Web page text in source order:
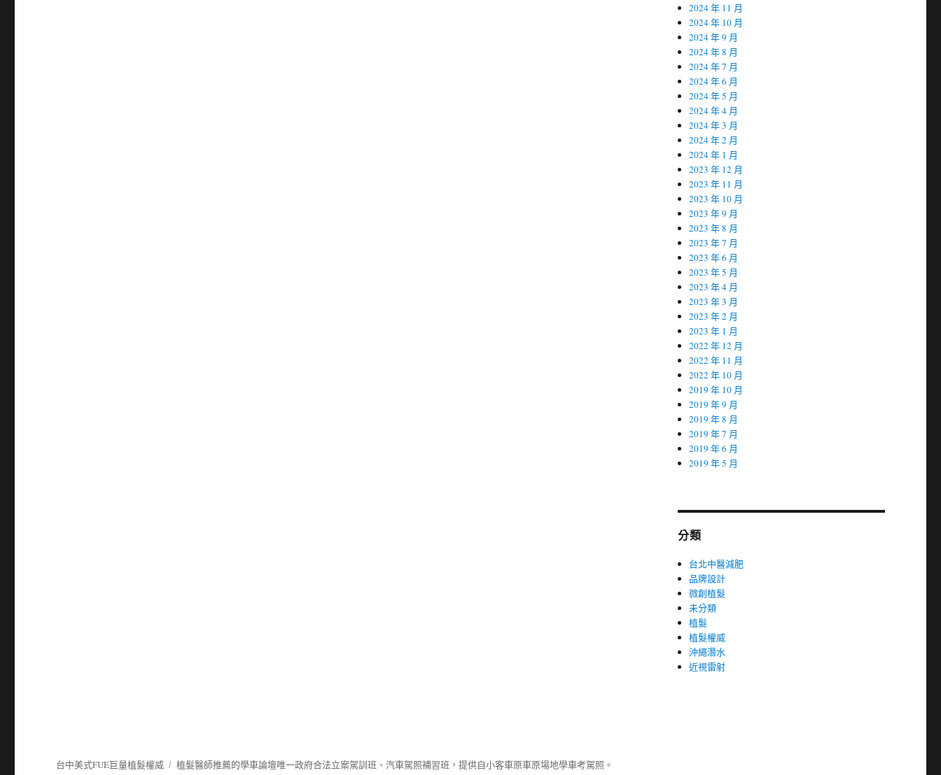
2024 年 11 月
2024 年 10 月
2024 年 9 月
2024 年 8 月
2024 年 7 月
2024 年 6 月
2024 年 5 月
2024 年 4 月
2024 年 3 月
2024 年 2 月
2024 年 1 月
2023 年 12 月
2023 年 11 月
2023 年 10 月
2023 年 9 月
2023 年 8 月
2023 年 7 月
2023 年 6 月
2023 年 5 月
2023 年 4 月
2023 年 3 月
2023 年 2 月
2023 年 1 月
2022 年 12 月
2022 年 11 月
2022 年 10 月
2019 年 10 月
2019 年 9 月
2019 年 8 月
2019 年 7 月
2019 年 6 月
2019 年 5 月
分類
台北中醫減肥
品牌設計
微創植髮
未分類
植髮
植髮權威
沖繩潛水
近視雷射
台中美式FUE巨量植髮權威 植髮醫師推薦的學車論壇唯一政府合法立案駕訓班、汽車駕照補習班，提供自小客車原車原場地學車考駕照。